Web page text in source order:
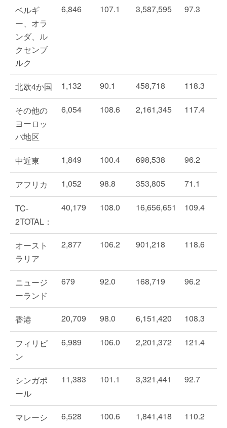
ベルギ
ー、オラ
ンダ、ル
クセンブ
ルク
6,846 107.1 3,587,595 97.3
北欧4か国 1,132 90.1 458,718 118.3
その他の
ヨーロッ
パ地区
6,054 108.6 2,161,345 117.4
中近東 1,849 100.4 698,538 96.2
アフリカ 1,052 98.8 353,805 71.1
TC-
2TOTAL：
40,179 108.0 16,656,651 109.4
オースト
ラリア
2,877 106.2 901,218 118.6
ニュージ
ーランド
679 92.0 168,719 96.2
香港 20,709 98.0 6,151,420 108.3
フィリピ
ン
6,989 106.0 2,201,372 121.4
シンガポ
ール
11,383 101.1 3,321,441 92.7
マレーシ
6,528 100.6 1,841,418 110.2